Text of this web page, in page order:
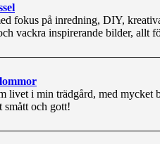
fokus på inredning, DIY,
vackra inspirerande bilder, allt
livet i min trädgård, med mycket
smått och gott!